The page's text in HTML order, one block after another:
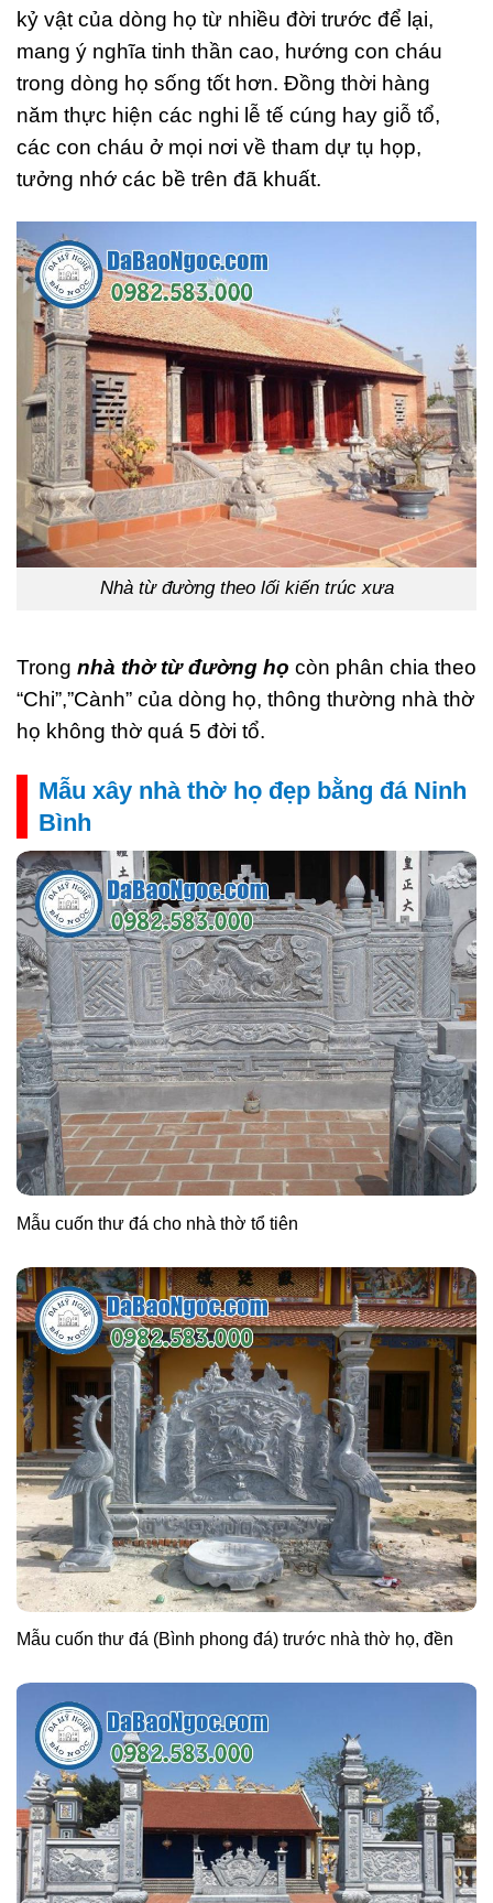
kỷ vật của dòng họ từ nhiều đời trước để lại,
mang ý nghĩa tinh thần cao, hướng con cháu
trong dòng họ sống tốt hơn. Đồng thời hàng
năm thực hiện các nghi lễ tế cúng hay giỗ tổ,
các con cháu ở mọi nơi về tham dự tụ họp,
tưởng nhớ các bề trên đã khuất.
Nhà từ đường theo lối kiến trúc xưa
Trong nhà thờ từ đường họ còn phân chia theo
“Chi”,”Cành” của dòng họ, thông thường nhà thờ
họ không thờ quá 5 đời tổ.
Mẫu xây nhà thờ họ đẹp bằng đá Ninh
Bình
Mẫu cuốn thư đá cho nhà thờ tổ tiên
Mẫu cuốn thư đá (Bình phong đá) trước nhà thờ họ, đền